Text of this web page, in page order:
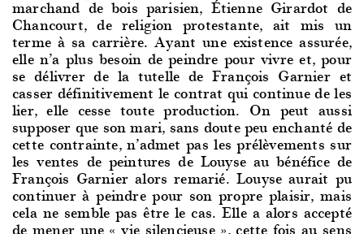
marchand de bois parisien, Étienne Girardot de
Chancourt, de religion protestante, ait mis un
terme à sa carrière. Ayant une existence assurée,
elle n’a plus besoin de peindre pour vivre et, pour
se délivrer de la tutelle de François Garnier et
casser définitivement le contrat qui continue de les
lier, elle cesse toute production. On peut aussi
supposer que son mari, sans doute peu enchanté de
cette contrainte, n’admet pas les prélèvements sur
les ventes de peintures de Louyse au bénéfice de
François Garnier alors remarié. Louyse aurait pu
continuer à peindre pour son propre plaisir, mais
cela ne semble pas être le cas. Elle a alors accepté
de mener une « vie silencieuse », cette fois au sens